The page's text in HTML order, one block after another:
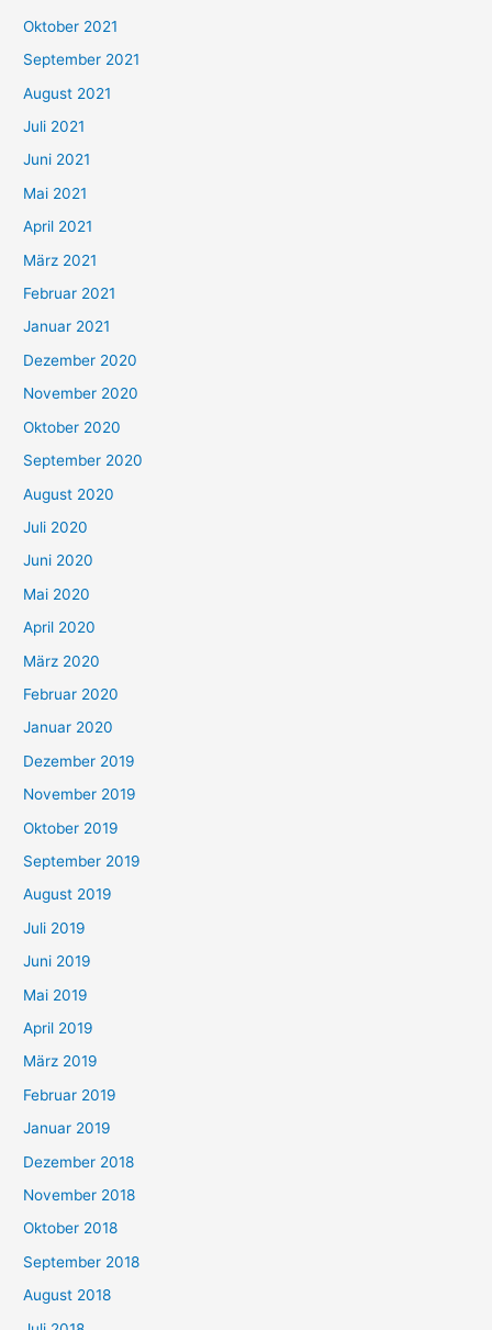
n
n
a
c
h
:
Oktober 2021
September 2021
August 2021
Juli 2021
Juni 2021
Mai 2021
April 2021
März 2021
Februar 2021
Januar 2021
Dezember 2020
November 2020
Oktober 2020
September 2020
August 2020
Juli 2020
Juni 2020
Mai 2020
April 2020
März 2020
Februar 2020
Januar 2020
Dezember 2019
November 2019
Oktober 2019
September 2019
August 2019
Juli 2019
Juni 2019
Mai 2019
April 2019
März 2019
Februar 2019
Januar 2019
Dezember 2018
November 2018
Oktober 2018
September 2018
August 2018